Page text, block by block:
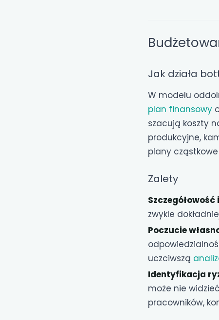
Jak działa
W modelu
plan finansowy
szacują koszty
produkcyjne,
plany
Zalety
Szczegółowość
zwykle
Poczucie
uczciwszą
Identyfikacja
może nie
pracowników,